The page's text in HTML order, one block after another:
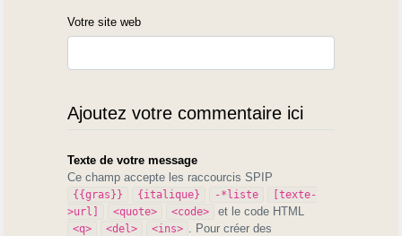
Votre site web
Ajoutez votre commentaire ici
Texte de votre message
Ce champ accepte les raccourcis SPIP
{{gras}} {italique} -*liste
[texte-
>url]
<quote> <code> et le code HTML
<q> <del> <ins>
. Pour créer des